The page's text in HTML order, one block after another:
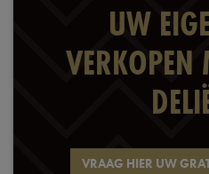
UW
VRAAG HIER UW